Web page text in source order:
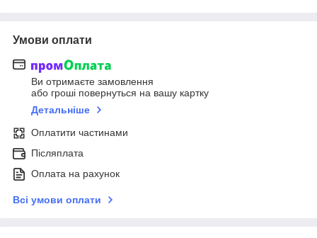
Умови оплати
Ви отримаєте замовлення
або гроші повернуться на вашу картку
Детальніше
Оплатити частинами
Післяплата
Оплата на рахунок
Всі умови оплати